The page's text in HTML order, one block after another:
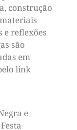
construção
e reflexões
são
em
link
e